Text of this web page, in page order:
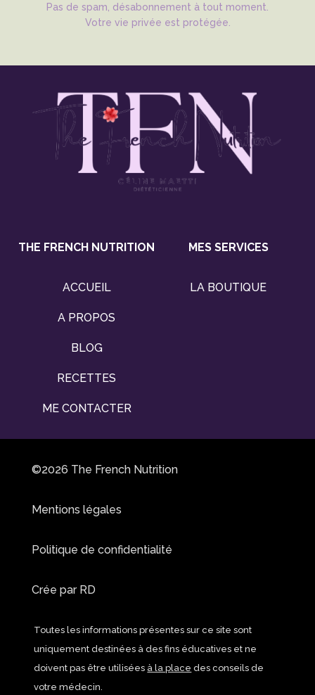
Pas de spam, désabonnement à tout moment.
Votre vie privée est protégée.
THE FRENCH NUTRITION
ACCUEIL
A PROPOS
BLOG
RECETTES
ME CONTACTER
MES SERVICES
LA BOUTIQUE
©2026 The French Nutrition
Mentions légales
Politique de confidentialité
Crée par RD
Toutes les informations présentes sur ce site sont
uniquement destinées à des fins éducatives et ne
doivent pas être utilisées à la place des conseils de
votre médecin.